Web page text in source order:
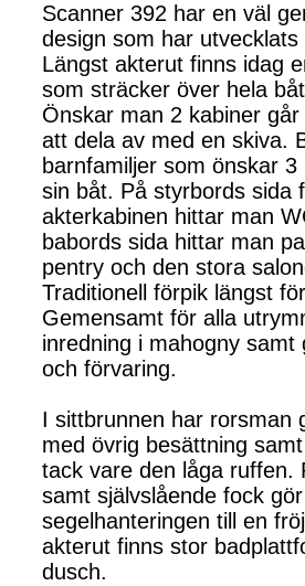
Scanner 392 har en väl
design som har utvecklats
Längst akterut finns idag
som sträcker över hela
Önskar man 2 kabiner
att dela av med en skiva.
barnfamiljer som önskar
sin båt. På styrbords sida
akterkabinen hittar man
babords sida hittar man
pentry och den stora
Traditionell förpik längst
Gemensamt för alla
inredning i mahogny samt
och förvaring.
I sittbrunnen har rorsman
med övrig besättning
tack vare den låga ruffen.
samt självslående fock gör
segelhanteringen till en
akterut finns stor
dusch.